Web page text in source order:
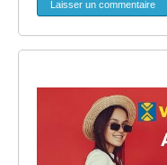
Laisser un commentaire